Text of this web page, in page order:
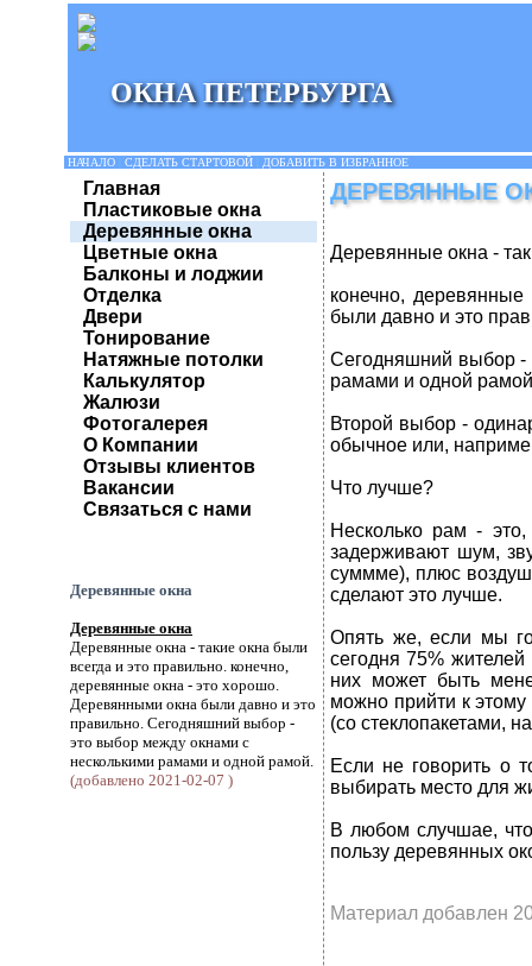
ОКНА ПЕТЕРБУРГА
НАЧАЛО СДЕЛАТЬ СТАРТОВОЙ ДОБАВИТЬ В ИЗБРАННОЕ
Главная
Пластиковые окна
Деревянные окна
Цветные окна
Балконы и лоджии
Отделка
Двери
Тонирование
Натяжные потолки
Калькулятор
Жалюзи
Фотогалерея
О Компании
Отзывы клиентов
Вакансии
Связаться с нами
Деревянные окна
Деревянные окна
Деревянные окна - такие окна были
всегда и это правильно. конечно,
деревянные окна - это хорошо.
Деревянными окна были давно и это
правильно. Сегодняшний выбор -
это выбор между окнами с
несколькими рамами и одной рамой.
(добавлено 2021-02-07 )
ДЕРЕВЯННЫЕ
Деревянные окна -
конечно,
были давно и это
Сегодняшний выбор -
рамами и одной
Второй выбор -
обычное или,
Что лучше?
Несколько рам -
задерживают шум,
суммме), плюс
сделают это лучше.
Опять же, если мы
сегодня 75%
них может быть
можно прийти к
(со стеклопакетами,
Если не говорить о
выбирать место для
В любом случшае,
пользу деревянных
Материал добавлен